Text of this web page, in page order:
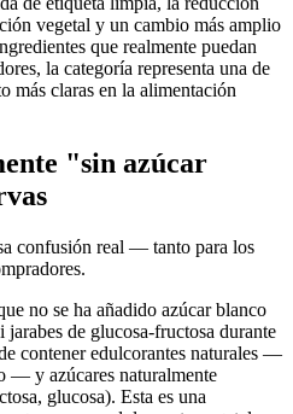
vegetal y un cambio más amplio
que realmente puedan
la categoría representa una de
más claras en la alimentación
"sin azúcar
confusión real — tanto para los
no se ha añadido azúcar blanco
jarabes de glucosa-fructosa durante
contener edulcorantes naturales —
— y azúcares naturalmente
glucosa). Esta es una